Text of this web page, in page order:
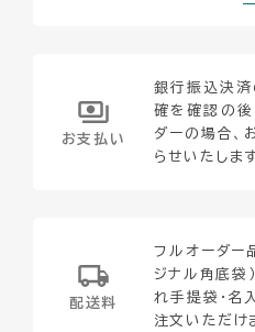
お支払い
銀行振込決済
確を確認の後
ダーの場合、
らせいたします
配送料
フルオーダー
ジナル角底袋
れ手提袋・名
注文いただけ